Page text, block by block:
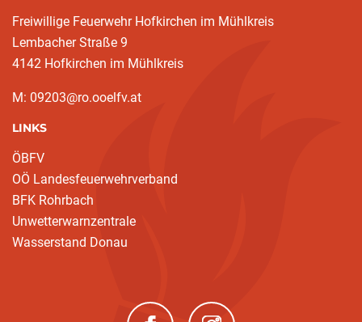
Freiwillige Feuerwehr Hofkirchen im Mühlkreis
Lembacher Straße 9
4142 Hofkirchen im Mühlkreis
M: 09203@ro.ooelfv.at
LINKS
ÖBFV
OÖ Landesfeuerwehrverband
BFK Rohrbach
Unwetterwarnzentrale
Wasserstand Donau